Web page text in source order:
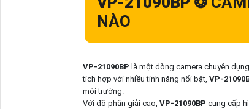
NÀO
VP-21090BP là một dòng camera chuyên
tích hợp với nhiều tính năng nổi bật, VP-
môi trường.
Với độ phân giải cao, VP-21090BP cung cấp